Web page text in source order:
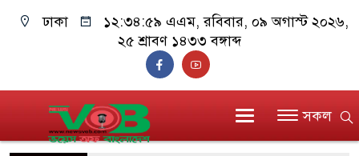
ঢাকা ১২:৩৫:০০ এএম, রবিবার, ০৯ অগাস্ট ২০২৬,
২৫ শ্রাবণ ১৪৩৩ বঙ্গাব্দ
সকল